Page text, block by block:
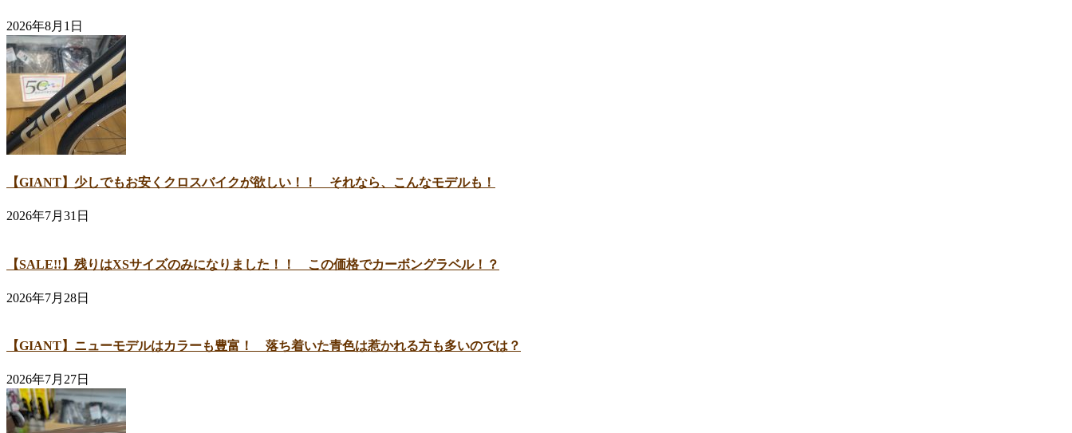
2026年8月1日
【GIANT】少しでもお安くクロスバイクが欲しい！！ それなら、こんなモデルも！
2026年7月31日
【SALE!!】残りはXSサイズのみになりました！！ この価格でカーボングラベル！？
2026年7月28日
【GIANT】ニューモデルはカラーも豊富！ 落ち着いた青色は惹かれる方も多いのでは？
2026年7月27日